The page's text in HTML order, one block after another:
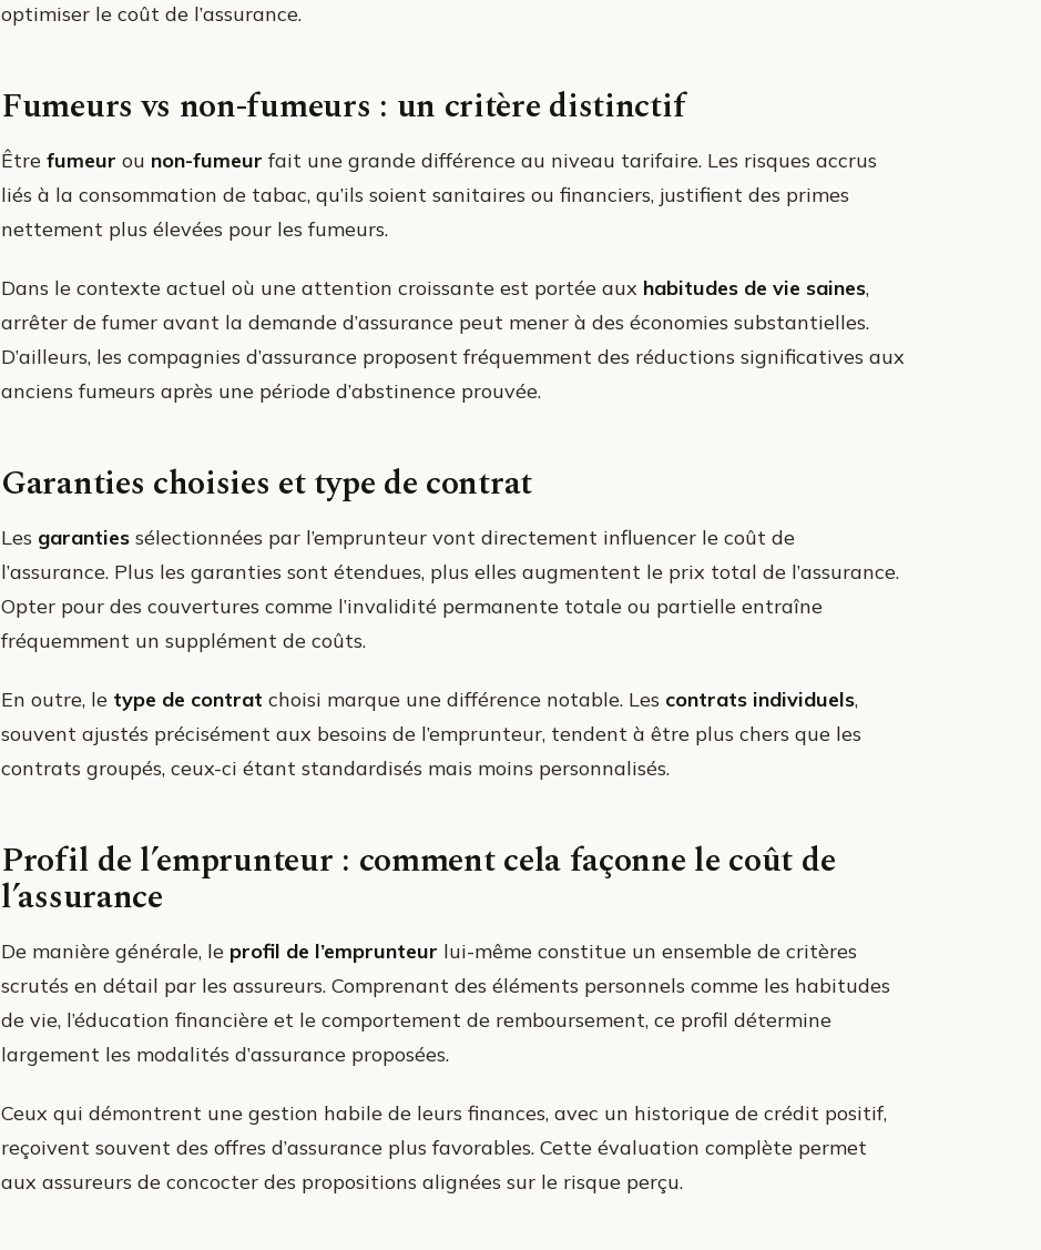
optimiser le coût de l’assurance.
Fumeurs vs non-fumeurs : un critère distinctif
Être fumeur ou non-fumeur fait une grande différence au niveau tarifaire. Les risques accrus
liés à la consommation de tabac, qu’ils soient sanitaires ou financiers, justifient des primes
nettement plus élevées pour les fumeurs.
Dans le contexte actuel où une attention croissante est portée aux habitudes de vie saines,
arrêter de fumer avant la demande d’assurance peut mener à des économies substantielles.
D’ailleurs, les compagnies d’assurance proposent fréquemment des réductions significatives aux
anciens fumeurs après une période d’abstinence prouvée.
Garanties choisies et type de contrat
Les garanties sélectionnées par l’emprunteur vont directement influencer le coût de
l’assurance. Plus les garanties sont étendues, plus elles augmentent le prix total de l’assurance.
Opter pour des couvertures comme l’invalidité permanente totale ou partielle entraîne
fréquemment un supplément de coûts.
En outre, le type de contrat choisi marque une différence notable. Les contrats individuels,
souvent ajustés précisément aux besoins de l’emprunteur, tendent à être plus chers que les
contrats groupés, ceux-ci étant standardisés mais moins personnalisés.
Profil de l’emprunteur : comment cela façonne le coût de
l’assurance
De manière générale, le profil de l’emprunteur lui-même constitue un ensemble de critères
scrutés en détail par les assureurs. Comprenant des éléments personnels comme les habitudes
de vie, l’éducation financière et le comportement de remboursement, ce profil détermine
largement les modalités d’assurance proposées.
Ceux qui démontrent une gestion habile de leurs finances, avec un historique de crédit positif,
reçoivent souvent des offres d’assurance plus favorables. Cette évaluation complète permet
aux assureurs de concocter des propositions alignées sur le risque perçu.